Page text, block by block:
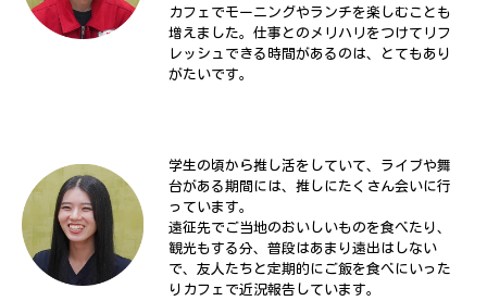
カフェでモーニングやランチを楽しむことも
増えました。仕事とのメリハリをつけてリフ
レッシュできる時間があるのは、とてもあり
がたいです。
学生の頃から推し活をしていて、ライブや舞
台がある期間には、推しにたくさん会いに行
っています。
遠征先でご当地のおいしいものを食べたり、
観光もする分、普段はあまり遠出はしない
で、友人たちと定期的にご飯を食べにいった
りカフェで近況報告しています。